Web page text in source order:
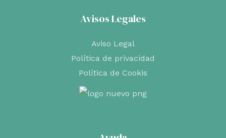
Avisos Legales
Aviso Legal
Política de privacidad
Política de Cookis